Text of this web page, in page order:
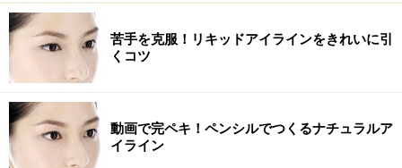
苦手を克服！リキッドアイラインをきれいに引
くコツ
動画で完ペキ！ペンシルでつくるナチュラルア
イライン